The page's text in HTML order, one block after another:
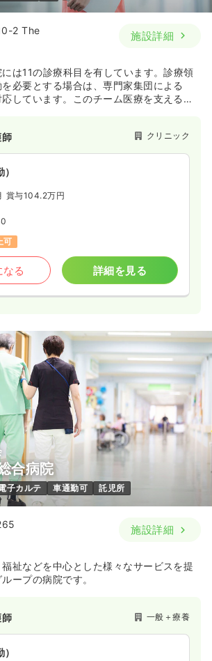
2 The
施設詳細
は11の診療科目を有しています。診療領
必要とする場合は、専門家集団による
応しています。このチーム医療を支えるた
クリニック
賞与104.2万円
可
なる 詳細を見る
合病院
子カルテ 車通勤可 託児所
施設詳細
祉などを中心とした様々なサービスを提
ープの病院です。
一般＋療養